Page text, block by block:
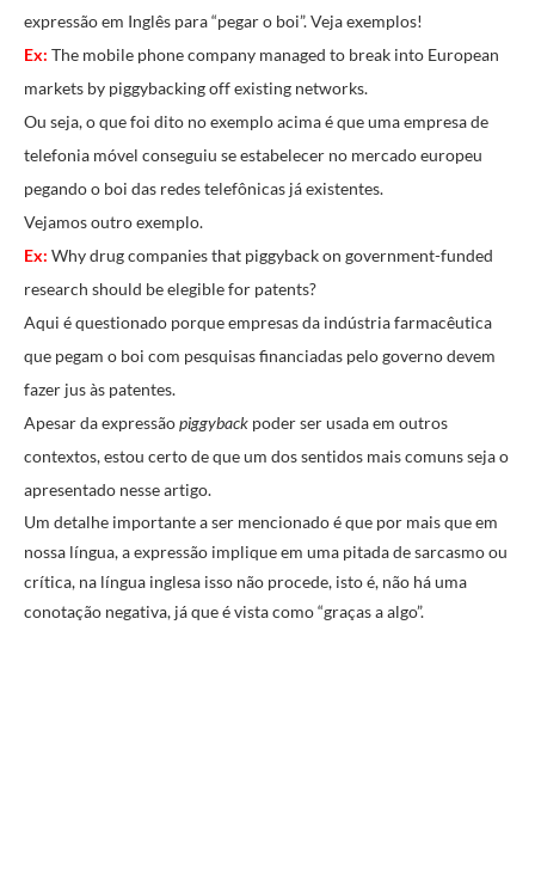
expressão em Inglês para “pegar o boi”. Veja exemplos!
Ex: The mobile phone company managed to break into European
markets by piggybacking off existing networks.
Ou seja, o que foi dito no exemplo acima é que uma empresa de
telefonia móvel conseguiu se estabelecer no mercado europeu
pegando o boi das redes telefônicas já existentes.
Vejamos outro exemplo.
Ex: Why drug companies that piggyback on government-funded
research should be elegible for patents?
Aqui é questionado porque empresas da indústria farmacêutica
que pegam o boi com pesquisas financiadas pelo governo devem
fazer jus às patentes.
Apesar da expressãopiggyback poder ser usada em outros
contextos, estou certo de que um dos sentidos mais comuns seja o
apresentado nesse artigo.
Um detalhe importante a ser mencionado é que por mais que em
nossa língua, a expressão implique em uma pitada de sarcasmo ou
crítica, na língua inglesa isso não procede, isto é, não há uma
conotação negativa, já que é vista como “graças a algo”.